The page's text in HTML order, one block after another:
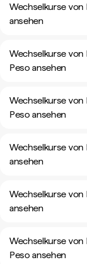
Wechselkurse von
ansehen
Wechselkurse von
Peso ansehen
Wechselkurse von
Peso ansehen
Wechselkurse von
ansehen
Wechselkurse von
ansehen
Wechselkurse von
Peso ansehen